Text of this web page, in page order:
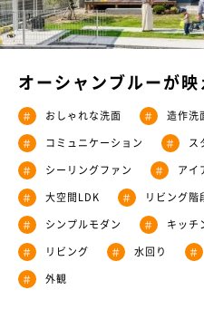
オーシャンブルーが映
＃ おしゃれな洗面 ＃
造作洗
＃
コミュニケーション ＃
ス
＃
シーリングファン ＃
アイ
＃
大空間LDK ＃
リビング階
＃
シンプルモダン ＃
キッチ
＃
リビング ＃ 水回り ＃
＃
外観